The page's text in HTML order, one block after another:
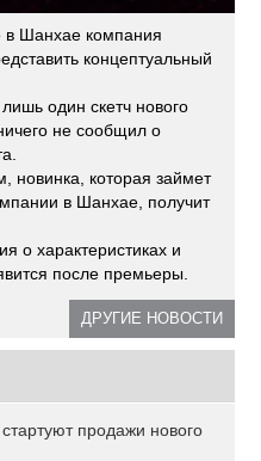
в Шанхае компания
концептуальный
один скетч нового
не сообщил о
новинка, которая займет
в Шанхае, получит
о характеристиках и
после премьеры.
ДРУГИЕ НОВОСТИ
продажи нового